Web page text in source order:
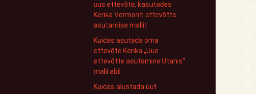
uus ettevõte, kasutades
Kerika Vermonti ettevõtte
asutamise mallit
Kuidas asutada oma
ettevõte Kerika „Uue
ettevõtte asutamine Utahis“
malli abil
Kuidas alustada uut
m
e
n
t
a
a